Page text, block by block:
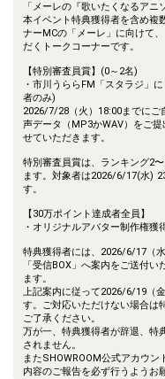
「メーレの『歌いたくなるア
本イベント特典獲得者を含め複
ナーMCの「メーレ」に向けて
だくトークコーナーです。
【特別審査員賞】(0～2名)
・市川うららFM「スタラジ」
者のみ)
2026/7/28（火）18:00までにご
声データ（MP3かWAV）をご
せていただきます。
特別審査員賞は、ランキング2
ます。対象者は2026/6/17(水)
す。
【30万ポイント達成者全員】
・オリジナルアバター制作権獲
特典獲得者には、2026/6/17（
「受信BOX」へ案内をご送付
ます。
上記案内に従って2026/6/19（
す。ご対応いただけない場合は
ご了承ください。
万が一、特典獲得者が辞退、特
されません。
またSHOWROOM公式アカウ
内容のご報告を必ず行うようお